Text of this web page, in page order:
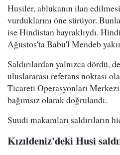
Husiler, ablukanın ilan
vurduklarını öne sürüyor.
ise Hindistan bayraklıydı.
Ağustos'ta Babu'l Mendeb
Saldırılardan yalnızca dördü,
uluslararası referans noktası
Ticareti Operasyonları
bağımsız olarak doğrulandı.
Suudi makamları saldırıların
Kızıldeniz'deki Husi